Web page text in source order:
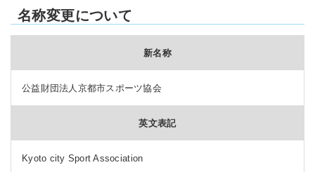
名称変更について
新名称
公益財団法人京都市スポーツ協会
英文表記
Kyoto city Sport Association